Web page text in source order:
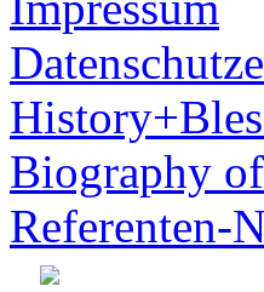
Biography
Referenten-